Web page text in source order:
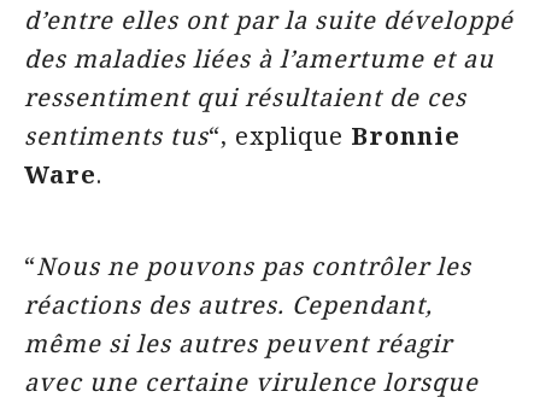
d’entre elles ont par la suite développé
des maladies liées à l’amertume et au
ressentiment qui résultaient de ces
sentiments tus“, explique Bronnie
Ware.
“Nous ne pouvons pas contrôler les
réactions des autres. Cependant,
même si les autres peuvent réagir
avec une certaine virulence lorsque